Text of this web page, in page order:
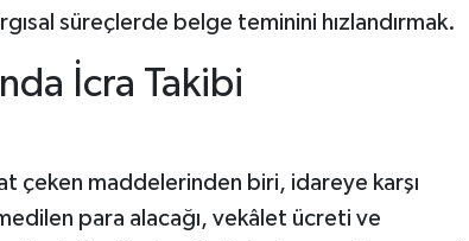
süreçlerde belge teminini hızlandırmak.
İcra Takibi
çeken maddelerinden biri, idareye karşı
para alacağı, vekâlet ücreti ve